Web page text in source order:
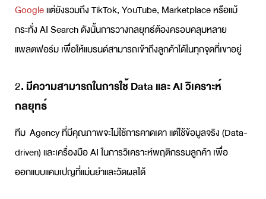
Googleแต่ยังรวมถึง TikTok, YouTube, Marketplace หรือแม้
กระทั่ง AI Search ดังนั้นการวางกลยุทธ์ต้องครอบคลุมหลาย
แพลตฟอร์ม เพื่อให้แบรนด์สามารถเข้าถึงลูกค้าได้ในทุกจุดที่เขาอยู่
2. มีความสามารถในการใช้ Data และ AI วิเคราะห์
กลยุทธ์
ทีม Agency ที่มีคุณภาพจะไม่ใช้การคาดเดา แต่ใช้ข้อมูลจริง (Data-
driven) และเครื่องมือ AI ในการวิเคราะห์พฤติกรรมลูกค้า เพื่อ
ออกแบบแคมเปญที่แม่นยำและวัดผลได้